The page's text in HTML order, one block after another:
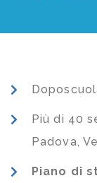
Più di 40
Padova,
Piano di